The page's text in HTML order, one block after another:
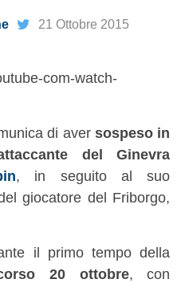
21 Ottobre 2015
di aver sospeso in
del Ginevra
, in seguito al suo
giocatore del Friborgo,
il primo tempo della
20 ottobre, con